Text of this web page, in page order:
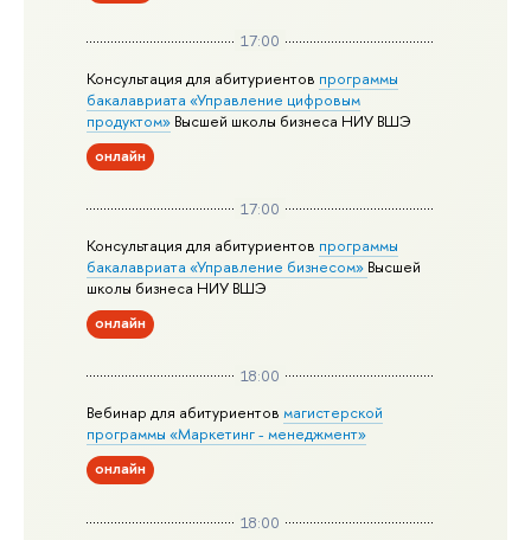
17:00
Консультация для абитуриентов программы
бакалавриата «Управление цифровым
продуктом» Высшей школы бизнеса НИУ ВШЭ
онлайн
17:00
Консультация для абитуриентов программы
бакалавриата «Управление бизнесом» Высшей
школы бизнеса НИУ ВШЭ
онлайн
18:00
Вебинар для абитуриентовмагистерской
программы «Маркетинг - менеджмент»
онлайн
18:00